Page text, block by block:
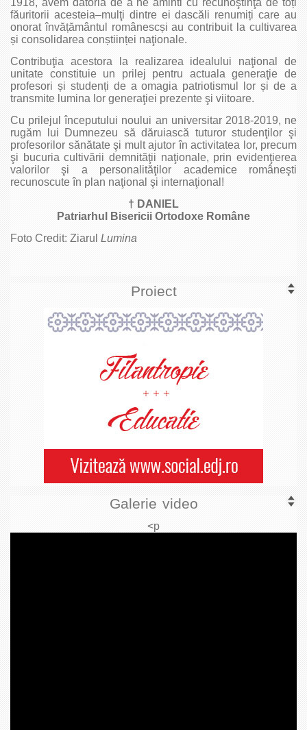
făuritorii acesteia–mulţi dintre ei dascăli renumiți care au
onorat învățământul românescși au contribuit la cultivarea
și consolidarea conștiinței naţionale.
Contribuţia acestora la realizarea idealului naţional de
unitate constituie un prilej pentru actuala generaţie de
profesori și studenți de a omagia patriotismul lor și de a
transmite lumina lor generaţiei prezente şi viitoare.
Cu prilejul începutului noului an universitar 2018-2019, ne
rugăm lui Dumnezeu să dăruiască tuturor studenţilor şi
profesorilor sănătate şi mult ajutor în activitatea lor, precum
şi bucuria cultivării demnităţii naţionale, prin evidenţierea
valorilor şi a personalităţilor academice româneşti
recunoscute în plan naţional şi internaţional!
† DANIEL
Patriarhul Bisericii Ortodoxe Române
Foto Credit: Ziarul Lumina
Proiect
Galerie video
<p